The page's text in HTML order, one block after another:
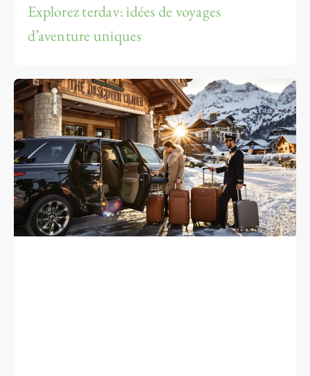
Explorez terdav: idées de voyages
d’aventure uniques